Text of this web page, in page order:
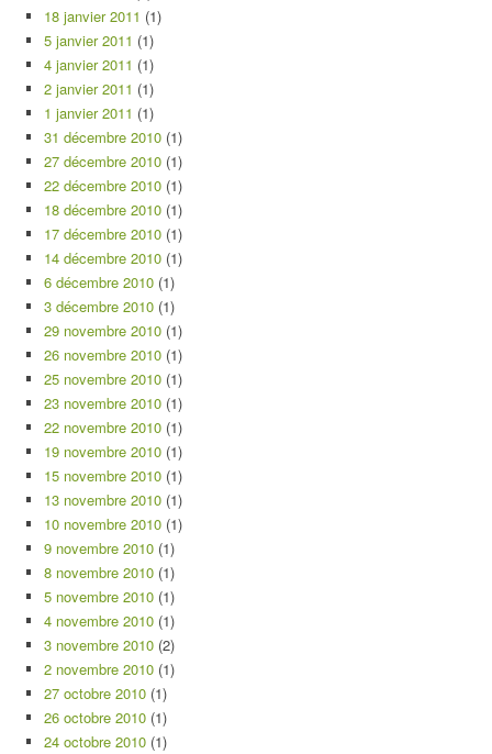
18 janvier 2011 (1)
5 janvier 2011 (1)
4 janvier 2011 (1)
2 janvier 2011 (1)
1 janvier 2011 (1)
31 décembre 2010 (1)
27 décembre 2010 (1)
22 décembre 2010 (1)
18 décembre 2010 (1)
17 décembre 2010 (1)
14 décembre 2010 (1)
6 décembre 2010 (1)
3 décembre 2010 (1)
29 novembre 2010 (1)
26 novembre 2010 (1)
25 novembre 2010 (1)
23 novembre 2010 (1)
22 novembre 2010 (1)
19 novembre 2010 (1)
15 novembre 2010 (1)
13 novembre 2010 (1)
10 novembre 2010 (1)
9 novembre 2010 (1)
8 novembre 2010 (1)
5 novembre 2010 (1)
4 novembre 2010 (1)
3 novembre 2010 (2)
2 novembre 2010 (1)
27 octobre 2010 (1)
26 octobre 2010 (1)
24 octobre 2010 (1)